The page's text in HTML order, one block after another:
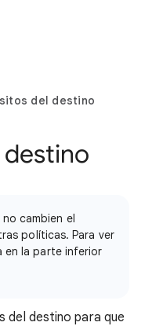
del destino
cambien el
políticas. Para ver
en la parte inferior
del destino para que